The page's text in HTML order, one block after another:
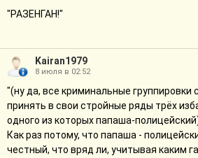
"РАЗЕНГАН!"
Kairan1979
8 июля в 02:52
"(ну да, все криминальные группировки
принять в свои стройные ряды трёх
одного из которых папаша-
Как раз потому, что папаша -
честный, что вряд ли, учитывая каким